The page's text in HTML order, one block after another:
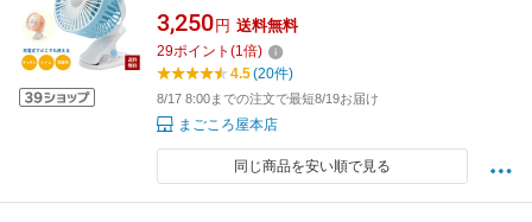
3段階 コンパクト 小型 軽量 ファン 卓上扇風機
デスクファン トイレ キッチン オフィス ベッド
ルーム PLATA fan010bl fan010pk
3,250 円 送料無料
29ポイント (1 倍)
4.5(20件)
8/17 8:00までの注文で最短8/19お届け
まごころ屋本店
同じ商品を安い順で見る